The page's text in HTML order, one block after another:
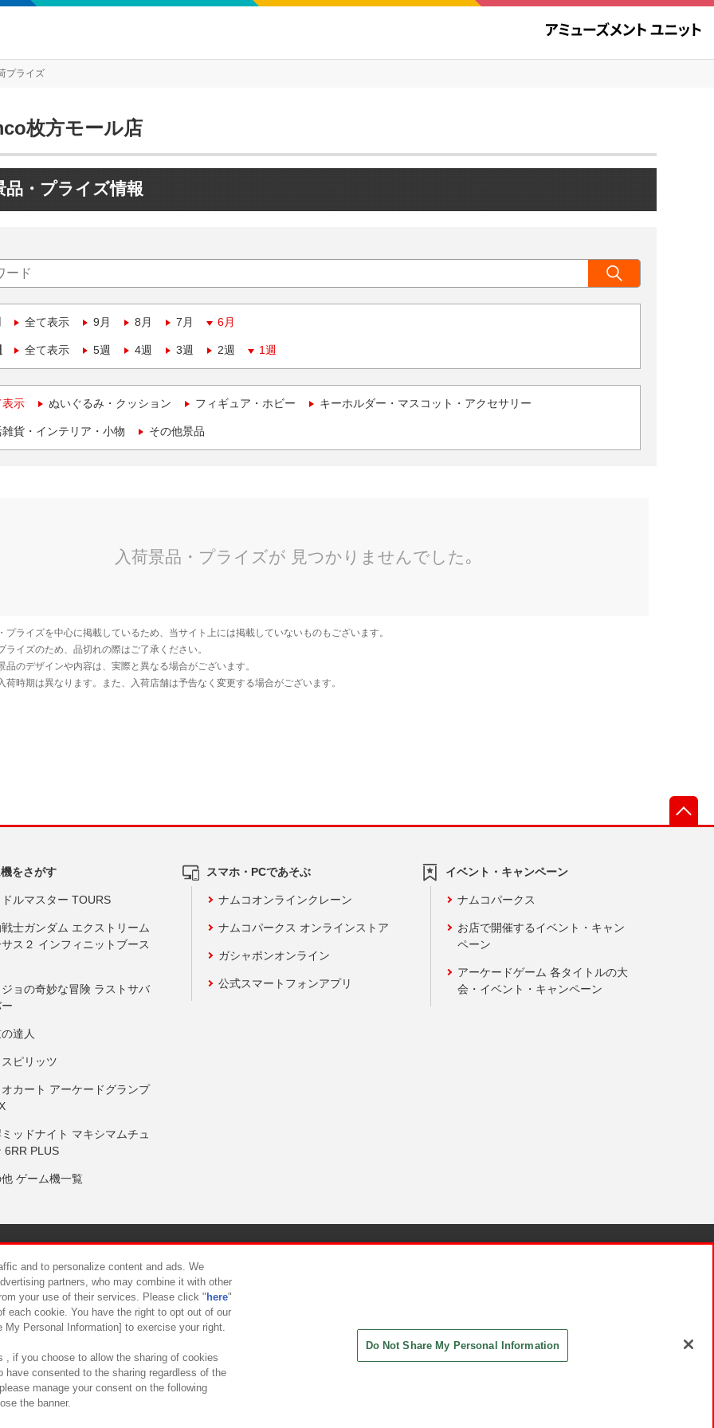
プライズ
枚方モール店
品・プライズ情報
全て表示 9月 8月 7月 6月
全て表示 5週 4週 3週 2週 1週
表示 ぬいぐるみ・クッション フィギュア・ホビー キーホルダー・マスコット・アクセサリー
貨・インテリア・小物 その他景品
をさがす
ルマスター TOURS
士ガンダム エクストリーム
ス２ インフィニットブース
ョの奇妙な冒険 ラストサバ
達人
ピリッツ
カート アーケードグランプ
ッドナイト マキシマムチュ
6RR PLUS
ゲーム機一覧
スマホ・PCであそぶ
ナムコオンラインクレーン
ナムコパークス オンラインストア
ガシャポンオンライン
公式スマートフォンアプリ
イベント・キャンペーン
ナムコパークス
お店で開催するイベント・キャン
ペーン
アーケードゲーム 各タイトルの大
会・イベント・キャンペーン
について カスタマーハラスメント対応方針
and to personalize content and ads. We
partners, who may combine it with other
your use of their services. Please click " here"
each cookie. You have the right to opt out of our
Personal Information] to exercise your right.
, if you choose to allow the sharing of cookies
have consented to the sharing regardless of the
manage your consent on the following
the banner.
Do Not Share My Personal Information